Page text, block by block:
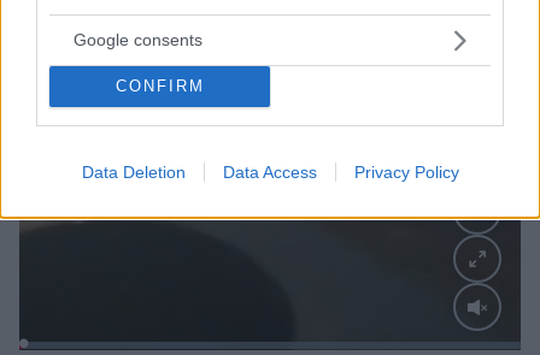
Google consents
CONFIRM
Data Deletion Data Access Privacy Policy
Loaded: